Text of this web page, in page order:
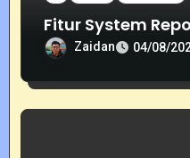
Fitur System
Zaidan 04/08/